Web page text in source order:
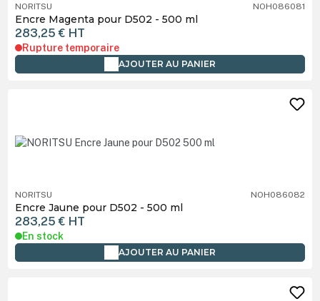
NORITSU NOH086081
Encre Magenta pour D502 - 500 ml
283,25 € HT
Rupture temporaire
AJOUTER AU PANIER
NORITSU NOH086082
Encre Jaune pour D502 - 500 ml
283,25 € HT
En stock
AJOUTER AU PANIER